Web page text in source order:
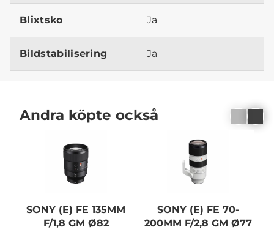
Blixtsko Ja
Bildstabilisering Ja
Andra köpte också
SONY (E) FE 135MM
F/1,8 GM Ø82
SONY (E) FE 70-
200MM F/2,8 GM Ø77